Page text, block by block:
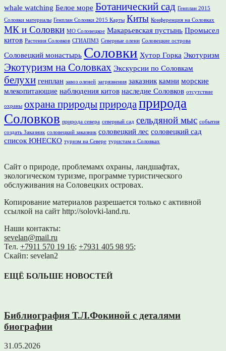
whale watching Белое море Ботанический сад Генплан 2015
Соловки материалы Генплан Соловки 2015 Карты Киты Конференция на Соловках
МК и Соловки МО Соловецкое Макарьевская пустынь Промысел
китов Растения Соловков СГИАПМЗ Северные олени Соловецкие острова
Соловецкий монастырь Соловки Хутор Горка Экотуризм
Экотуризм на Соловках Экскурсии по Соловкам
белухи генплан завоз оленей загрязнения заказник камни морские
млекопитающие наблюдения китов наследие Соловков отсутствие
охраны охрана природыприродаприрода
Соловков природа севера северный сад сельдяной мыс события
создать Заказник соловецкий заказник соловецкий лес соловецкий сад
список ЮНЕСКО туризм на Севере туристам о Соловках
Сайт о природе, проблемамх охраны, ландшафтах,
экологическом туризме, программе туристического
обслуживания на Соловецких островах.
Копирование материалов разрешается только с активной
ссылкой на сайт http://solovki-land.ru.
Наши контакты:
sevelan@mail.ru
Тел. +7911 570 19 16; +7931 405 98 95;
Скайп: sevelan2
ЕЩЁ БОЛЬШЕ НОВОСТЕЙ
Библиография Т.Л.Фокиной с деталями
биографии
31.05.2026